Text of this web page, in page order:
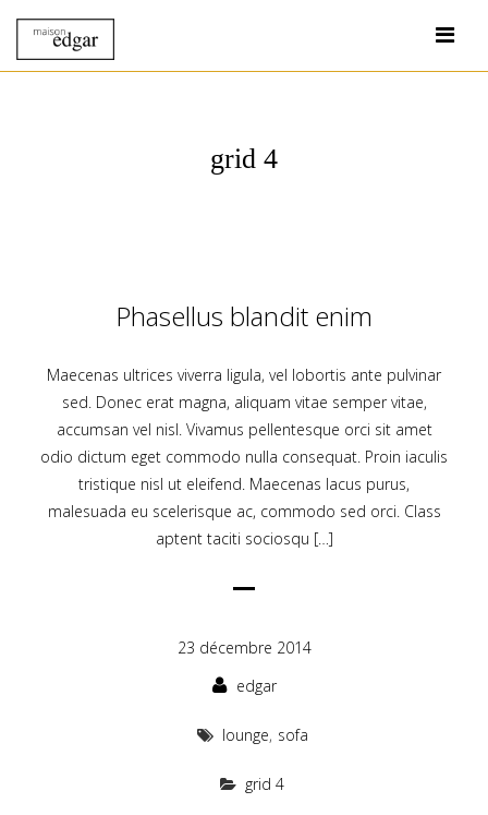
grid 4
Phasellus blandit enim
Maecenas ultrices viverra ligula, vel lobortis ante pulvinar
sed. Donec erat magna, aliquam vitae semper vitae,
accumsan vel nisl. Vivamus pellentesque orci sit amet
odio dictum eget commodo nulla consequat. Proin iaculis
tristique nisl ut eleifend. Maecenas lacus purus,
malesuada eu scelerisque ac, commodo sed orci. Class
aptent taciti sociosqu […]
23 décembre 2014
edgar
lounge, sofa
grid 4